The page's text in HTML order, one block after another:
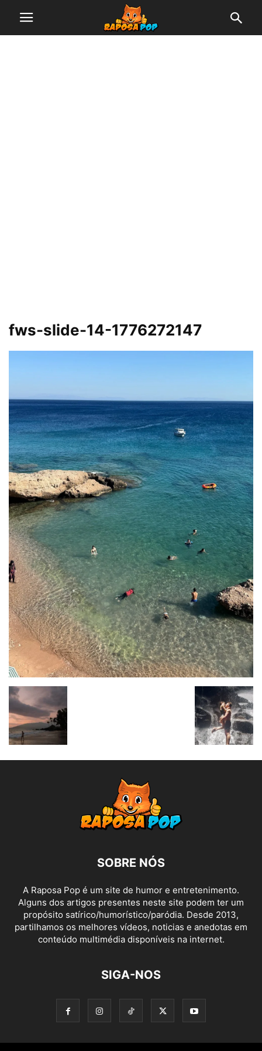
fws-slide-14-1776272147
SOBRE NÓS
A Raposa Pop é um site de humor e entretenimento.
Alguns dos artigos presentes neste site podem ter um
propósito satírico/humorístico/paródia. Desde 2013,
partilhamos os melhores vídeos, noticias e anedotas em
conteúdo multimédia disponíveis na internet.
SIGA-NOS